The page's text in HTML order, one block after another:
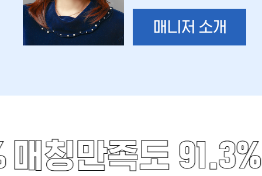
매니저 소개
매칭만족도 91.3%